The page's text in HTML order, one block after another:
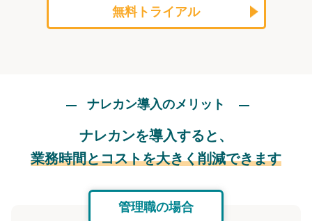
無料トライアル
ナレカン導入のメリット
ナレカンを導入すると、
業務時間とコストを大きく削減できます
管理職の場合